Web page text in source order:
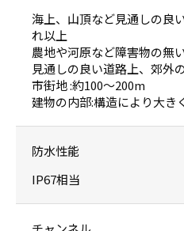
海上、山頂など見通しの
れ以上
農地や河原など障害物の
見通しの良い道路上、郊
市街地 :約100～200m
建物の内部:構造により大き
防水性能
IP67相当